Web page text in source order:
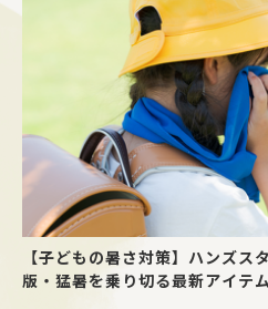
【子どもの暑さ対策】ハンズ
版・猛暑を乗り切る最新アイテム